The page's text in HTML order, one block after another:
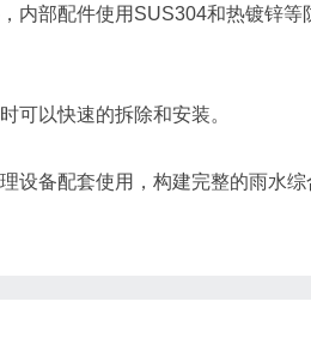
内部配件使用SUS304和热镀锌
可以快速的拆除和安装。
设备配套使用，构建完整的雨水